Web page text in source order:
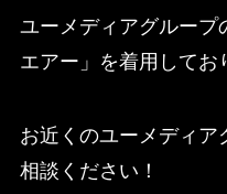
ユーメディアグループ
エアー」を着用してお
お近くのユーメディア
相談ください！